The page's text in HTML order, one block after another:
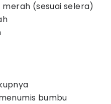
(sesuai selera)
bumbu